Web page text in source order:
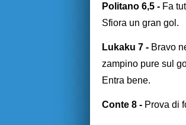
Politano 6,5 - Fa
Sfiora un gran gol.
Lukaku 7 - Bravo
zampino pure sul
Entra bene.
Conte 8 - Prova di